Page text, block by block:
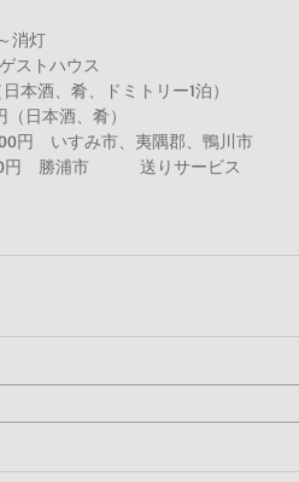
消灯
ストハウス
本酒、肴、ドミトリー1泊）
本酒、肴）
市、夷隅郡、鴨川市
　　送りサービス